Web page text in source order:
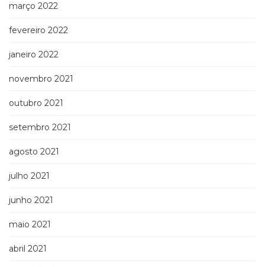
março 2022
fevereiro 2022
janeiro 2022
novembro 2021
outubro 2021
setembro 2021
agosto 2021
julho 2021
junho 2021
maio 2021
abril 2021